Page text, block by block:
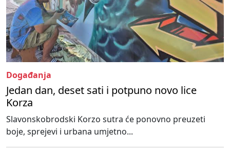
Događanja
Jedan dan, deset sati i potpuno novo lice
Korza
Slavonskobrodski Korzo sutra će ponovno preuzeti
boje, sprejevi i urbana umjetno...